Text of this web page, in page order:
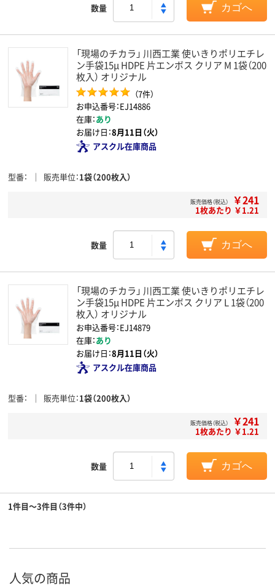
数量 カゴへ
「現場のチカラ」 川西工業 使いきりポリエチレ
ン手袋15μ HDPE 片エンボス クリア M 1袋（200
枚入） オリジナル
（7件）
お申込番号：EJ14886
在庫：あり
お届け日：8月11日（火）
アスクル在庫商品
型番 販売単位 1袋（200枚入）
販売価格（税込） ￥241
1枚あたり ￥1.21
数量 カゴへ
「現場のチカラ」 川西工業 使いきりポリエチレ
ン手袋15μ HDPE 片エンボス クリア L 1袋（200
枚入） オリジナル
お申込番号：EJ14879
在庫：あり
お届け日：8月11日（火）
アスクル在庫商品
型番 販売単位 1袋（200枚入）
販売価格（税込） ￥241
1枚あたり ￥1.21
数量 カゴへ
1件目～3件目（3件中）
人気の商品